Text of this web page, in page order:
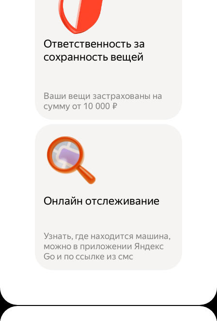
Ответственность за
сохранность вещей
Ваши вещи застрахованы на
сумму от 10 000 ₽
Онлайн отслеживание
Узнать, где находится машина,
можно в приложении Яндекс
Go и по ссылке из смс